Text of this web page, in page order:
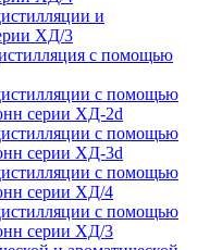
и
ХД/3
с помощью
с помощью
серии ХД-2d
с помощью
серии ХД-3d
с помощью
серии ХД/4
с помощью
серии ХД/3